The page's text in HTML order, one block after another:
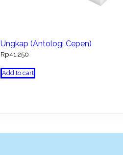
Ungkap (Antologi Cepen)
Rp41.250
Add to cart